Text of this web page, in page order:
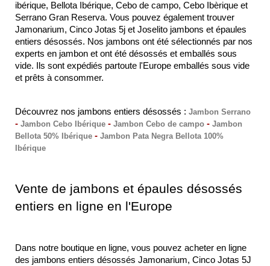
ibérique, Bellota Ibérique, Cebo de campo, Cebo Ibèrique et
Serrano Gran Reserva. Vous pouvez également trouver
Jamonarium, Cinco Jotas 5j et Joselito jambons et épaules
entiers désossés. Nos jambons ont été sélectionnés par nos
experts en jambon et ont été désossés et emballés sous
vide. Ils sont expédiés partoute l'Europe emballés sous vide
et prêts à consommer.
Découvrez nos jambons entiers désossés : Jambon Serrano
- Jambon Cebo Ibérique - Jambon Cebo de campo - Jambon
Bellota 50% Ibérique - Jambon Pata Negra Bellota 100%
Ibérique
Vente de jambons et épaules désossés
entiers en ligne en l'Europe
Dans notre boutique en ligne, vous pouvez acheter en ligne
des jambons entiers désossés Jamonarium, Cinco Jotas 5J